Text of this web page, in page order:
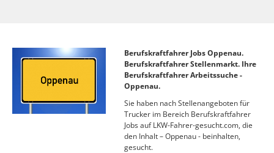
Berufskraftfahrer Jobs Oppenau.
Berufskraftfahrer Stellenmarkt. Ihre
Berufskraftfahrer Arbeitssuche -
Oppenau.
Sie haben nach Stellenangeboten für
Trucker im Bereich Berufskraftfahrer
Jobs auf LKW-Fahrer-gesucht.com, die
den Inhalt – Oppenau - beinhalten,
gesucht.